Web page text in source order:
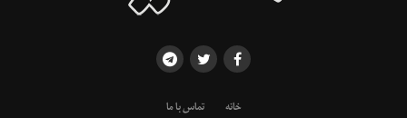
خانه تماس با ما